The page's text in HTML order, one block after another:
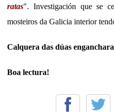
ratas". Investigación que se
mosteiros da Galicia interior
Calquera das dúas
Boa lectura!